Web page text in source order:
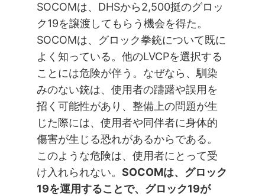
SOCOMは、DHSから2,500挺のグロッ
ク19を譲渡してもらう機会を得た。
SOCOMは、グロック拳銃について既に
よく知っている。他のLVCPを選択する
ことには危険が伴う。なぜなら、馴染
みのない銃は、使用者の躊躇や誤用を
招く可能性があり、整備上の問題が生
じた際には、使用者や同伴者に身体的
傷害が生じる恐れがあるからである。
このような危険は、使用者にとって受
け入れられない。SOCOMは、グロック
19を運用することで、グロック19が